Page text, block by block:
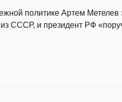
политике Артем Метелев
из СССР, и президент РФ